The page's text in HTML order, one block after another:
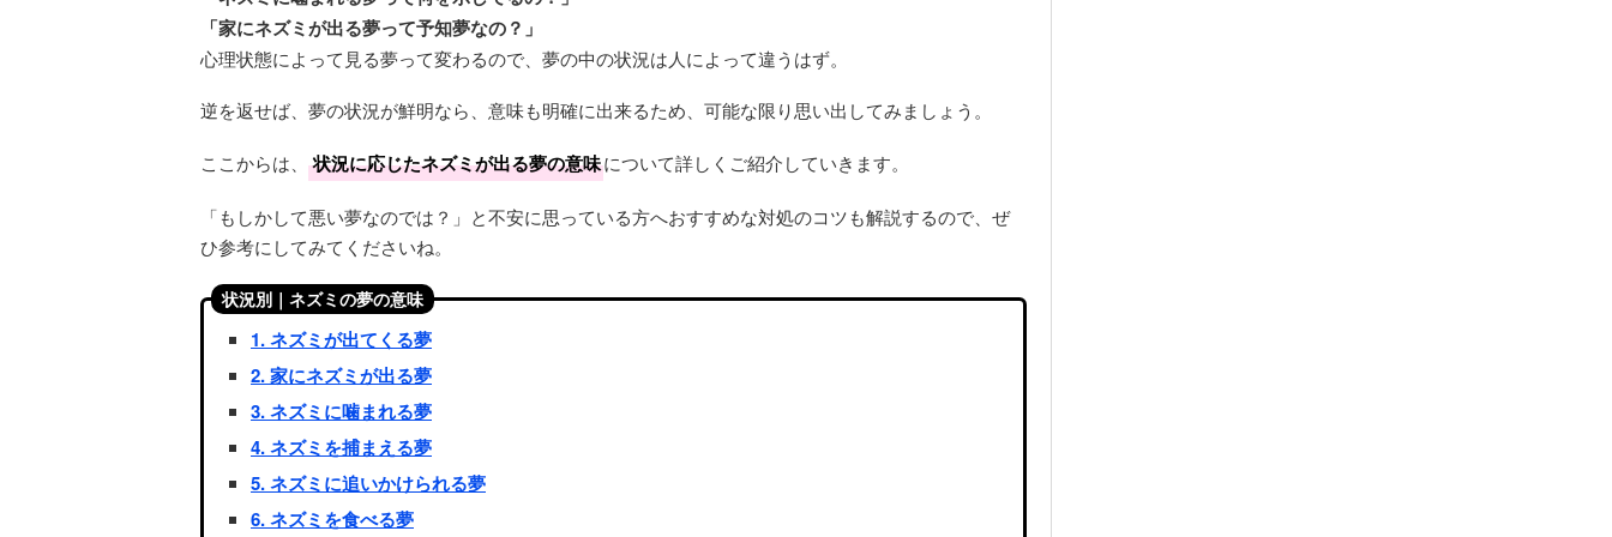
「家にネズミが出る夢って予知夢なの？」
心理状態によって見る夢って変わるので、夢の中の状況は人によって違うはず。
逆を返せば、夢の状況が鮮明なら、意味も明確に出来るため、可能な限り思い出してみましょう。
ここからは、 状況に応じたネズミが出る夢の意味について詳しくご紹介していきます。
「もしかして悪い夢なのでは？」と不安に思っている方へおすすめな対処のコツも解説するので、ぜ
ひ参考にしてみてくださいね。
状況別｜ネズミの夢の意味
1. ネズミが出てくる夢
2. 家にネズミが出る夢
3. ネズミに噛まれる夢
4. ネズミを捕まえる夢
5. ネズミに追いかけられる夢
6. ネズミを食べる夢